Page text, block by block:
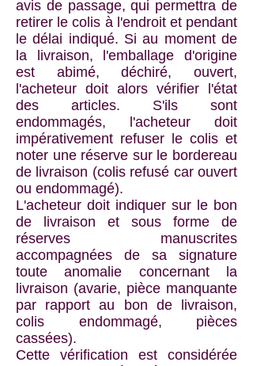
avis de passage, qui permettra de
retirer le colis à l'endroit et pendant
le délai indiqué. Si au moment de
la livraison, l'emballage d'origine
est abimé, déchiré, ouvert,
l'acheteur doit alors vérifier l'état
des articles. S'ils sont
endommagés, l'acheteur doit
impérativement refuser le colis et
noter une réserve sur le bordereau
de livraison (colis refusé car ouvert
ou endommagé).
L'acheteur doit indiquer sur le bon
de livraison et sous forme de
réserves manuscrites
accompagnées de sa signature
toute anomalie concernant la
livraison (avarie, pièce manquante
par rapport au bon de livraison,
colis endommagé, pièces
cassées).
Cette vérification est considérée